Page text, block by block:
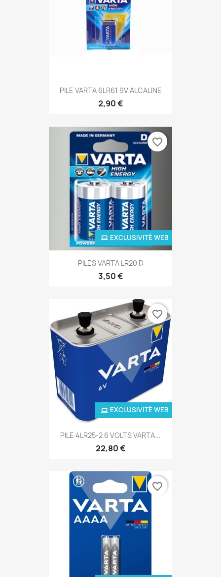
PILE VARTA 6LR61 9V ALCALINE
2,90 €
PILES VARTA LR20 D
3,50 €
EXCLUSIVITÉ WEB
favorite_border
PILE 4LR25-2 6 VOLTS VARTA...
22,80 €
EXCLUSIVITÉ WEB
favorite_border
favorite_border